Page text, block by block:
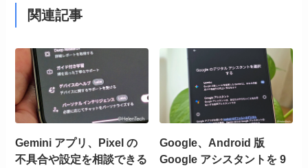
関連記事
Gemini アプリ、Pixel の
不具合や設定を相談できる
Google、Android 版
Google アシスタントを 9